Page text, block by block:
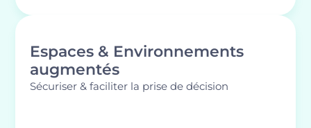
Espaces & Environnements
augmentés
Sécuriser & faciliter la prise de décision